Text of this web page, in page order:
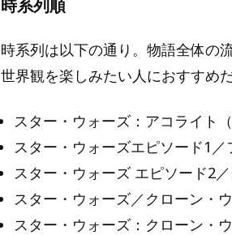
時系列順
時系列は以下の通り。物語全体の
世界観を楽しみたい人におすすめだ
スター・ウォーズ：アコライト（
スター・ウォーズエピソード1／
スター・ウォーズ エピソード2
スター・ウォーズ／クローン・
スター・ウォーズ：クローン・